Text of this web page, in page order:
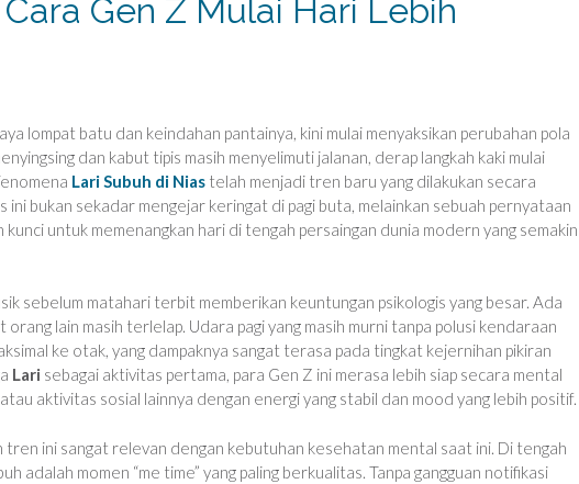
Gen Z Mulai Hari Lebih
lompat batu dan keindahan pantainya, kini mulai menyaksikan perubahan pola
dan kabut tipis masih menyelimuti jalanan, derap langkah kaki mulai
Lari Subuh di Nias telah menjadi tren baru yang dilakukan secara
bukan sekadar mengejar keringat di pagi buta, melainkan sebuah pernyataan
untuk memenangkan hari di tengah persaingan dunia modern yang semakin
sebelum matahari terbit memberikan keuntungan psikologis yang besar. Ada
lain masih terlelap. Udara pagi yang masih murni tanpa polusi kendaraan
ke otak, yang dampaknya sangat terasa pada tingkat kejernihan pikiran
Lari sebagai aktivitas pertama, para Gen Z ini merasa lebih siap secara mental
aktivitas sosial lainnya dengan energi yang stabil dan mood yang lebih positif.
tren ini sangat relevan dengan kebutuhan kesehatan mental saat ini. Di tengah
adalah momen “me time” yang paling berkualitas. Tanpa gangguan notifikasi